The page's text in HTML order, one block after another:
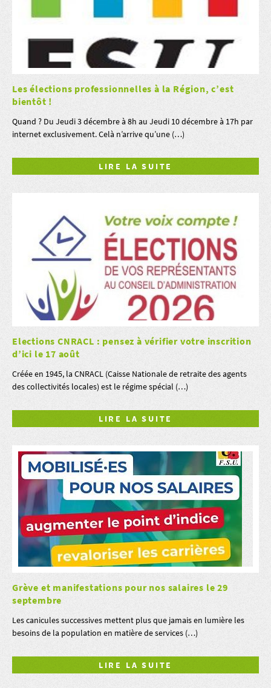
Les élections professionnelles à la Région, c’est
bientôt !
Quand ? Du Jeudi 3 décembre à 8h au Jeudi 10 décembre à 17h par
internet exclusivement. Celà n’arrive qu’une (…)
LIRE LA SUITE
Elections CNRACL : pensez à vérifier votre inscrition
d’ici le 17 août
Créée en 1945, la CNRACL (Caisse Nationale de retraite des agents
des collectivités locales) est le régime spécial (…)
LIRE LA SUITE
Grève et manifestations pour nos salaires le 29
septembre
Les canicules successives mettent plus que jamais en lumière les
besoins de la population en matière de services (…)
LIRE LA SUITE